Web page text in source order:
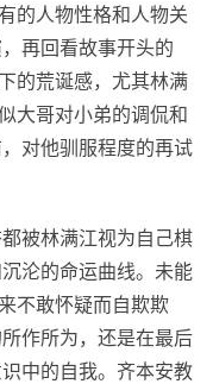
的人物性格和人物关
再回看故事开头的
的荒诞感，尤其林满
大哥对小弟的调侃和
对他驯服程度的再试
被林满江视为自己棋
沦的命运曲线。未能
不敢怀疑而自欺欺
作所为，还是在最后
中的自我。齐本安教